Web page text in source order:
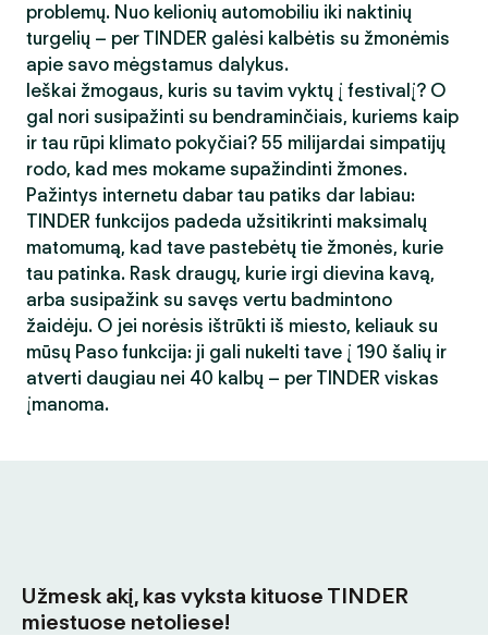
problemų. Nuo kelionių automobiliu iki naktinių
turgelių – per TINDER galėsi kalbėtis su žmonėmis
apie savo mėgstamus dalykus.
Ieškai žmogaus, kuris su tavim vyktų į festivalį? O
gal nori susipažinti su bendraminčiais, kuriems kaip
ir tau rūpi klimato pokyčiai? 55 milijardai simpatijų
rodo, kad mes mokame supažindinti žmones.
Pažintys internetu dabar tau patiks dar labiau:
TINDER funkcijos padeda užsitikrinti maksimalų
matomumą, kad tave pastebėtų tie žmonės, kurie
tau patinka. Rask draugų, kurie irgi dievina kavą,
arba susipažink su savęs vertu badmintono
žaidėju. O jei norėsis ištrūkti iš miesto, keliauk su
mūsų Paso funkcija: ji gali nukelti tave į 190 šalių ir
atverti daugiau nei 40 kalbų – per TINDER viskas
įmanoma.
Užmesk akį, kas vyksta kituose TINDER
miestuose netoliese!